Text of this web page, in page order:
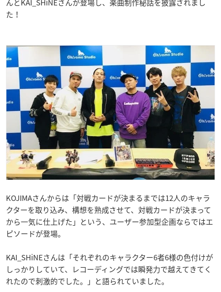
んとKAI_SHiNEさんが登場し、楽曲制作秘話を披露されまし
た！
KOJIMAさんからは「対戦カードが決まるまでは12人のキャラ
クターを取り込み、構想を熟成させて、対戦カードが決まって
から一気に仕上げた」という、ユーザー参加型企画ならではエ
ピソードが登場。
KAI_SHiNEさんは「それぞれのキャラクター6者6様の色付けが
しっかりしていて、レコーディングでは瞬発力で越えてきてく
れたので刺激的でした。」と語られていました。